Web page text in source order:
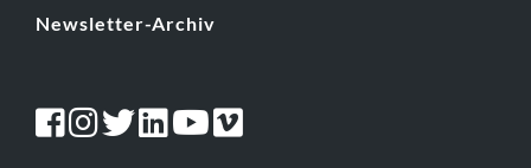
Newsletter-Archiv